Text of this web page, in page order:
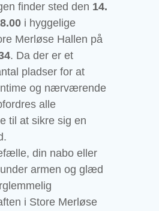
finder sted den 14.
i hyggelige
Merløse Hallen på
. Da der er et
pladser for at
og nærværende
alle
til at sikre sig en
din nabo eller
armen og glæd
i Store Merløse